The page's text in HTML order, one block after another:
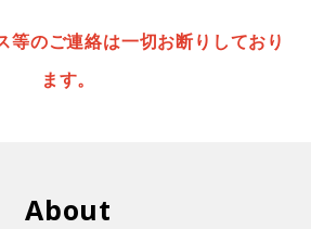
のご連絡は一切お断りしており
ます。
About